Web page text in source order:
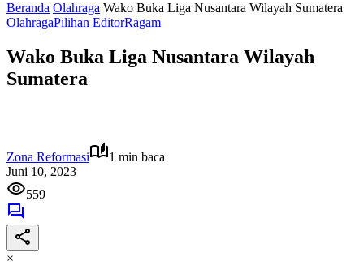
Beranda Olahraga Wako Buka Liga Nusantara Wilayah Sumatera
OlahragaPilihan EditorRagam
Wako Buka Liga Nusantara Wilayah
Sumatera
Zona Reformasi
1 min baca
Juni 10, 2023
559
×